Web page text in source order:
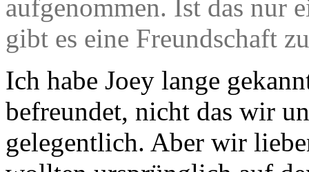
aufgenommen. Ist das nur
gibt es eine Freundschaft
Ich habe Joey lange
befreundet, nicht das wir
gelegentlich. Aber wir